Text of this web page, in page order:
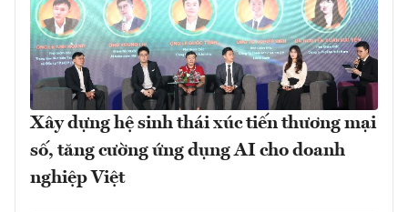
Xây dựng hệ sinh thái xúc tiến thương mại
số, tăng cường ứng dụng AI cho doanh
nghiệp Việt